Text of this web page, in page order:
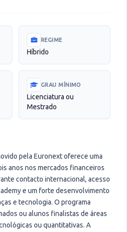
REGIME
Híbrido
GRAU MÍNIMO
Licenciatura ou
Mestrado
pela Euronext oferece uma
anos nos mercados financeiros
contacto internacional, acesso
e um forte desenvolvimento
e tecnologia. O programa
ou alunos finalistas de áreas
ou quantitativas. A